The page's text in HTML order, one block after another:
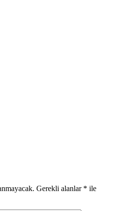
Gerekli alanlar * ile